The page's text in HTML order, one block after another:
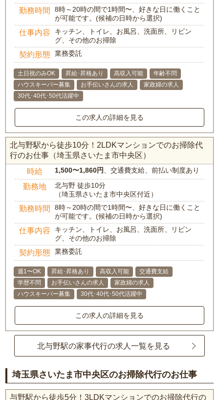
勤務時間
8時～20時の間で1時間〜、好きな日に働くこと
が可能です。(候補の日時から選択)
仕事内容
キッチン、トイレ、お風呂、洗面所、リビン
グ、その他のお掃除
契約形態 業務委託
土日祝のみOK 昇給･昇格あり 高収入可能
年齢不問
ハウスキーパー募集
お手伝いさんの求人
家政婦の求人
30代･40代･50代活躍中
この求人の詳細を見る
北与野駅から徒歩10分！2LDKマンションでのお掃除代
行のお仕事（埼玉県さいたま市中央区）
時給 1,500〜1,860円、交通費支給、前払い制度あり
勤務地
北与野 徒歩10分
（埼玉県さいたま市中央区付近）
勤務時間
8時～20時の間で1時間〜、好きな日に働くこと
が可能です。(候補の日時から選択)
仕事内容
キッチン、トイレ、お風呂、洗面所、リビン
グ、その他のお掃除
契約形態 業務委託
週1〜OK 昇給･昇格あり 高収入可能
交通費支給
学歴不問
お手伝いさんの求人
家政婦の求人
ハウスキーパー募集
30代･40代･50代活躍中
この求人の詳細を見る
北与野駅の家事代行の求人一覧を見る
埼玉県さいたま市中央区のお掃除代行のお仕事
与野駅から徒歩5分！3LDKマンションでのお掃除代行の